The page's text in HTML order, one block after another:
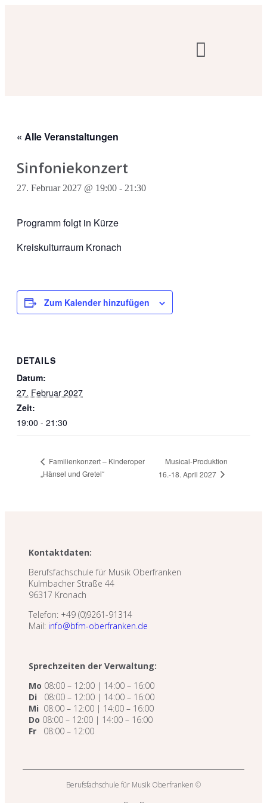
« Alle Veranstaltungen
Sinfoniekonzert
27. Februar 2027 @ 19:00 - 21:30
Programm folgt in Kürze
Kreiskulturraum Kronach
Zum Kalender hinzufügen
DETAILS
Datum:
27. Februar 2027
Zeit:
19:00 - 21:30
Familienkonzert – Kinderoper
„Hänsel und Gretel“
Musical-Produktion
16.-18. April 2027
Kontaktdaten:
Berufsfachschule für Musik Oberfranken
Kulmbacher Straße 44
96317 Kronach
Telefon: +49 (0)9261-91314
Mail: info@bfm-oberfranken.de
Sprechzeiten der Verwaltung:
Mo 08:00 – 12:00 | 14:00 – 16:00
Di 08:00 – 12:00 | 14:00 – 16:00
Mi 08:00 – 12:00 | 14:00 – 16:00
Do 08:00 – 12:00 | 14:00 – 16:00
Fr 08:00 – 12:00
Berufsfachschule für Musik Oberfranken ©​